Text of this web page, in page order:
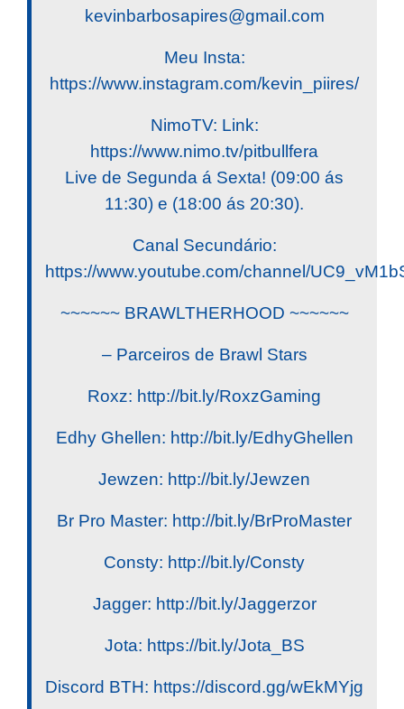
kevinbarbosapires@gmail.com
Meu Insta:
https://www.instagram.com/kevin_piires/
NimoTV: Link:
https://www.nimo.tv/pitbullfera
Live de Segunda á Sexta! (09:00 ás
11:30) e (18:00 ás 20:30).
Canal Secundário:
https://www.youtube.com/channel/
~~~~~~ BRAWLTHERHOOD ~~~~~~
– Parceiros de Brawl Stars
Roxz: http://bit.ly/RoxzGaming
Edhy Ghellen: http://bit.ly/EdhyGhellen
Jewzen: http://bit.ly/Jewzen
Br Pro Master: http://bit.ly/BrProMaster
Consty: http://bit.ly/Consty
Jagger: http://bit.ly/Jaggerzor
Jota: https://bit.ly/Jota_BS
Discord BTH: https://discord.gg/wEkMYjg